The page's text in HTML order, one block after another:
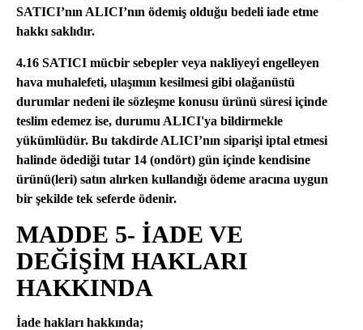
SATICI’nın ALICI’nın ödemiş olduğu bedeli iade etme
hakkı saklıdır.
4.16 SATICI mücbir sebepler veya nakliyeyi engelleyen
hava muhalefeti, ulaşımın kesilmesi gibi olağanüstü
durumlar nedeni ile sözleşme konusu ürünü süresi içinde
teslim edemez ise, durumu ALICI'ya bildirmekle
yükümlüdür. Bu takdirde ALICI’nın siparişi iptal etmesi
halinde ödediği tutar 14 (ondört) gün içinde kendisine
ürünü(leri) satın alırken kullandığı ödeme aracına uygun
bir şekilde tek seferde ödenir.
MADDE 5- İADE VE
DEĞİŞİM HAKLARI
HAKKINDA
İade hakları hakkında;